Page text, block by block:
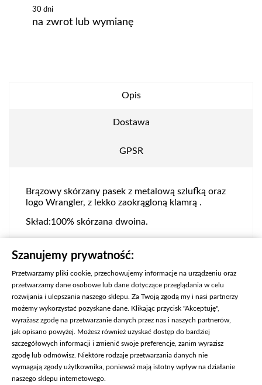
30 dni
na zwrot lub wymianę
Opis
Dostawa
GPSR
Brązowy skórzany pasek z metalową szlufką oraz
logo Wrangler, z lekko zaokrągloną klamrą .
Skład:100% skórzana dwoina.
Numer produktu:112125435
Szanujemy prywatność:
Przetwarzamy pliki cookie, przechowujemy informacje na urządzeniu oraz
przetwarzamy dane osobowe lub dane dotyczące przeglądania w celu
rozwijania i ulepszania naszego sklepu. Za Twoją zgodą my i nasi partnerzy
możemy wykorzystać pozyskane dane. Klikając przycisk "Akceptuję",
wyrażasz zgodę na przetwarzanie danych przez nas i naszych partnerów,
jak opisano powyżej. Możesz również uzyskać dostęp do bardziej
szczegółowych informacji i zmienić swoje preferencje, zanim wyrazisz
zgodę lub odmówisz. Niektóre rodzaje przetwarzania danych nie
wymagają zgody użytkownika, ponieważ mają istotny wpływ na działanie
naszego sklepu internetowego.